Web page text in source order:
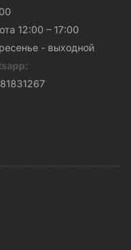
12:00 – 17:00
- выходной